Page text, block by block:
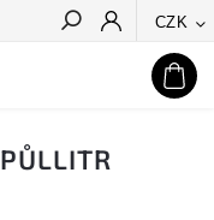
CZK
Hledat